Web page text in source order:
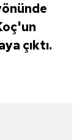
çıktı.